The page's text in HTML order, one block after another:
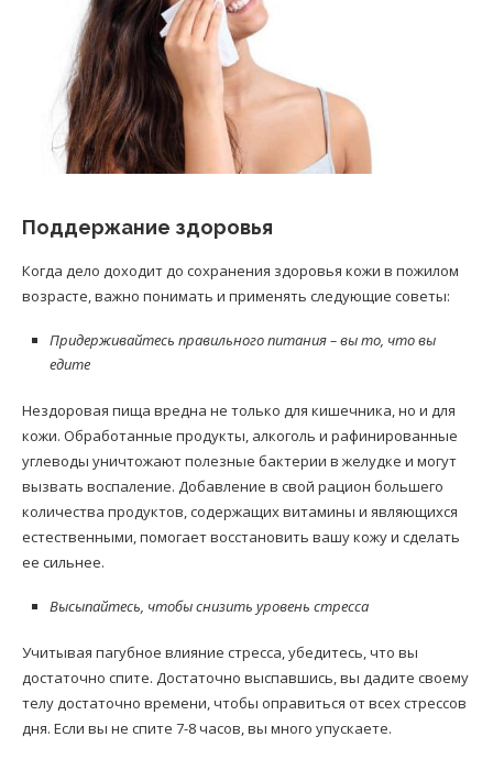
Поддержание здоровья
Когда дело доходит до сохранения здоровья кожи в пожилом
возрасте, важно понимать и применять следующие советы:
Придерживайтесь правильного питания – вы то, что вы
едите
Нездоровая пища вредна не только для кишечника, но и для
кожи. Обработанные продукты, алкоголь и рафинированные
углеводы уничтожают полезные бактерии в желудке и могут
вызвать воспаление. Добавление в свой рацион большего
количества продуктов, содержащих витамины и являющихся
естественными, помогает восстановить вашу кожу и сделать
ее сильнее.
Высыпайтесь, чтобы снизить уровень стресса
Учитывая пагубное влияние стресса, убедитесь, что вы
достаточно спите. Достаточно выспавшись, вы дадите своему
телу достаточно времени, чтобы оправиться от всех стрессов
дня. Если вы не спите 7-8 часов, вы много упускаете.